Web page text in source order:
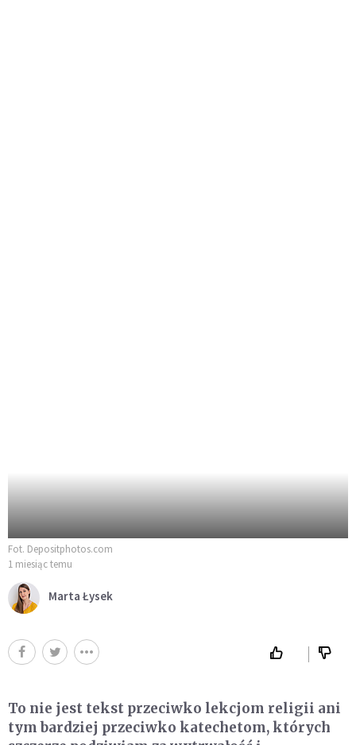
Fot. Depositphotos.com
1 miesiąc temu
Marta Łysek
To nie jest tekst przeciwko lekcjom religii ani
tym bardziej przeciwko katechetom, których